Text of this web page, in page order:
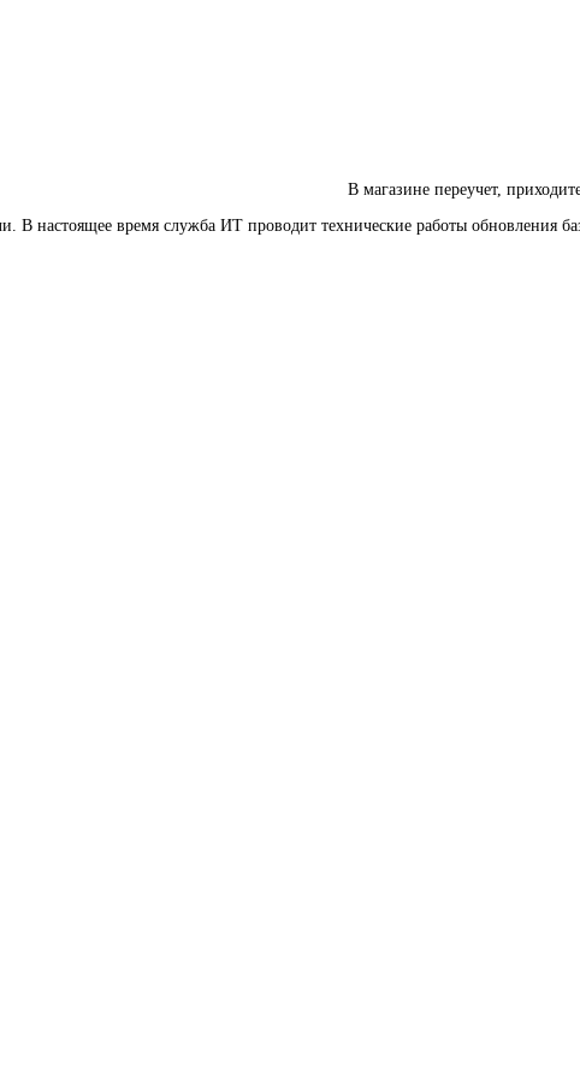
В магазине переучет,
В настоящее время служба ИТ проводит технические работы обновления